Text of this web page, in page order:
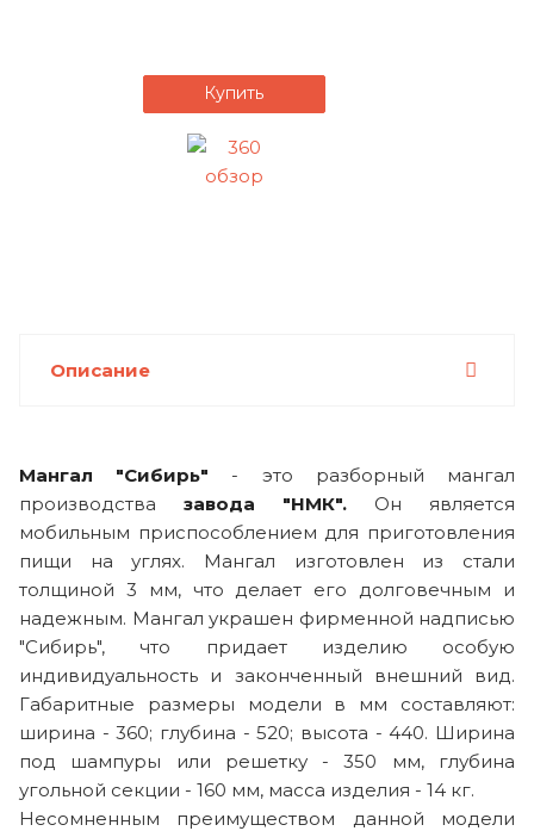
Купить
Описание
Мангал "Сибирь" - это разборный мангал
производства завода "НМК". Он является
мобильным приспособлением для приготовления
пищи на углях. Мангал изготовлен из стали
толщиной 3 мм, что делает его долговечным и
надежным. Мангал украшен фирменной надписью
"Сибирь", что придает изделию особую
индивидуальность и законченный внешний вид.
Габаритные размеры модели в мм составляют:
ширина - 360; глубина - 520; высота - 440. Ширина
под шампуры или решетку - 350 мм, глубина
угольной секции - 160 мм, масса изделия - 14 кг.
Несомненным преимуществом данной модели